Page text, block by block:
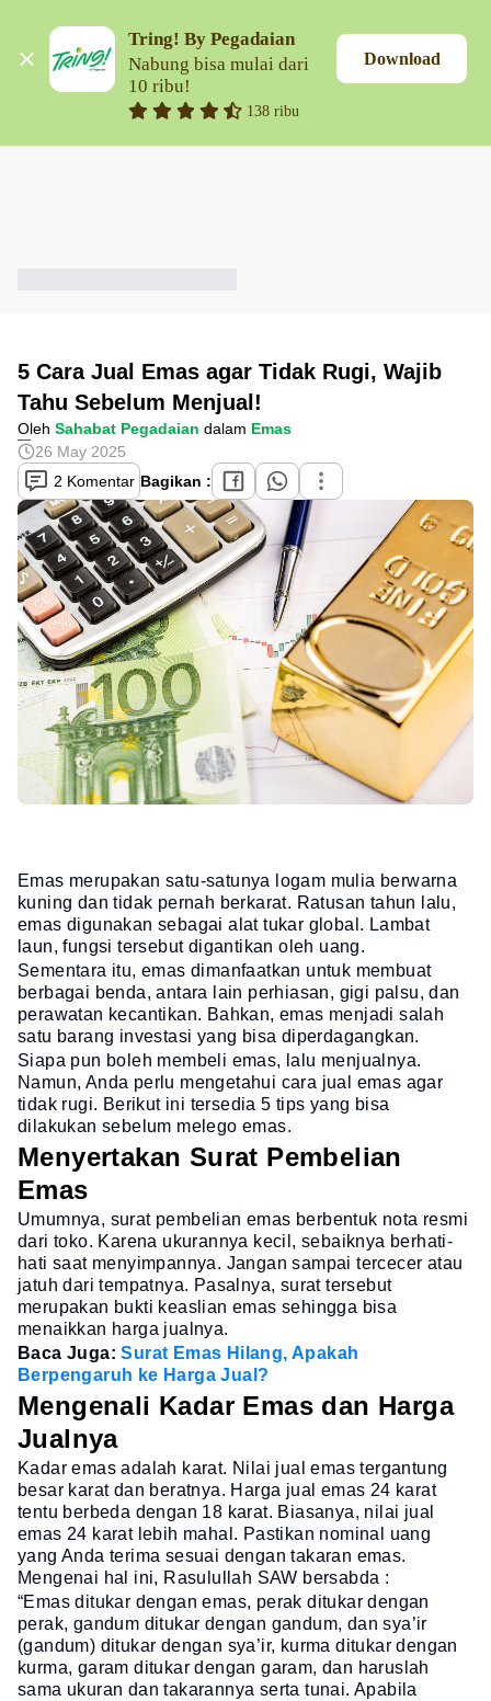
Tring! By Pegadaian
Nabung bisa mulai dari
10 ribu!
138 ribu
Download
5 Cara Jual Emas agar Tidak Rugi, Wajib
Tahu Sebelum Menjual!
Oleh Sahabat Pegadaian dalam Emas
26 May 2025
2 Komentar Bagikan :
Emas merupakan satu-satunya logam mulia berwarna
kuning dan tidak pernah berkarat. Ratusan tahun lalu,
emas digunakan sebagai alat tukar global. Lambat
laun, fungsi tersebut digantikan oleh uang.
Sementara itu, emas dimanfaatkan untuk membuat
berbagai benda, antara lain perhiasan, gigi palsu, dan
perawatan kecantikan. Bahkan, emas menjadi salah
satu barang investasi yang bisa diperdagangkan.
Siapa pun boleh membeli emas, lalu menjualnya.
Namun, Anda perlu mengetahui cara jual emas agar
tidak rugi. Berikut ini tersedia 5 tips yang bisa
dilakukan sebelum melego emas.
Menyertakan Surat Pembelian
Emas
Umumnya, surat pembelian emas berbentuk nota resmi
dari toko. Karena ukurannya kecil, sebaiknya berhati-
hati saat menyimpannya. Jangan sampai tercecer atau
jatuh dari tempatnya. Pasalnya, surat tersebut
merupakan bukti keaslian emas sehingga bisa
menaikkan harga jualnya.
Baca Juga:Surat Emas Hilang, Apakah
Berpengaruh ke Harga Jual?
Mengenali Kadar Emas dan Harga
Jualnya
Kadar emas adalah karat. Nilai jual emas tergantung
besar karat dan beratnya. Harga jual emas 24 karat
tentu berbeda dengan 18 karat. Biasanya, nilai jual
emas 24 karat lebih mahal. Pastikan nominal uang
yang Anda terima sesuai dengan takaran emas.
Mengenai hal ini, Rasulullah SAW bersabda :
“Emas ditukar dengan emas, perak ditukar dengan
perak, gandum ditukar dengan gandum, dan sya’ir
(gandum) ditukar dengan sya’ir, kurma ditukar dengan
kurma, garam ditukar dengan garam, dan haruslah
sama ukuran dan takarannya serta tunai. Apabila